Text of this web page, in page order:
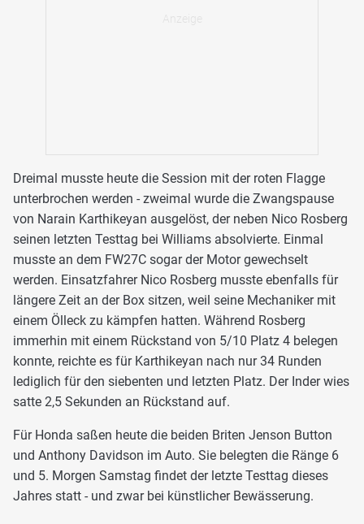
Dreimal musste heute die Session mit der roten Flagge
unterbrochen werden - zweimal wurde die Zwangspause
von Narain Karthikeyan ausgelöst, der neben Nico Rosberg
seinen letzten Testtag bei Williams absolvierte. Einmal
musste an dem FW27C sogar der Motor gewechselt
werden. Einsatzfahrer Nico Rosberg musste ebenfalls für
längere Zeit an der Box sitzen, weil seine Mechaniker mit
einem Ölleck zu kämpfen hatten. Während Rosberg
immerhin mit einem Rückstand von 5/10 Platz 4 belegen
konnte, reichte es für Karthikeyan nach nur 34 Runden
lediglich für den siebenten und letzten Platz. Der Inder wies
satte 2,5 Sekunden an Rückstand auf.
Für Honda saßen heute die beiden Briten Jenson Button
und Anthony Davidson im Auto. Sie belegten die Ränge 6
und 5. Morgen Samstag findet der letzte Testtag dieses
Jahres statt - und zwar bei künstlicher Bewässerung.